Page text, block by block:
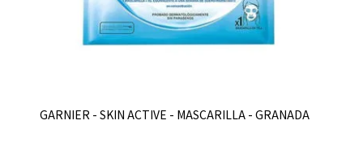
GARNIER - SKIN ACTIVE - MASCARILLA - GRANADA